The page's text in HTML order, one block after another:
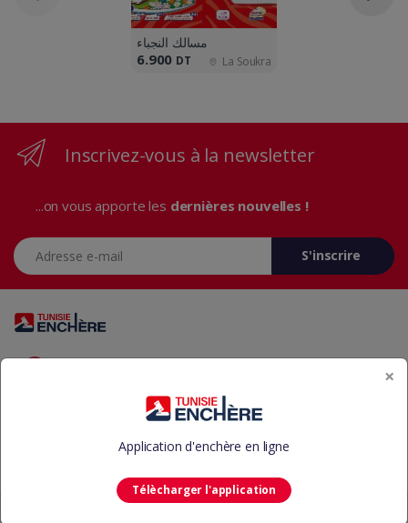
مسالك النجباء
6.900 DT La Soukra
Inscrivez-vous à la newsletter
...on vous apporte les dernières nouvelles !
Adresse e-mail
S'inscrire
Vous avez des questions? Appelez-nous 24/7!
Tunisie Enchère
×
Application d'enchère en ligne
Télècharger l'application